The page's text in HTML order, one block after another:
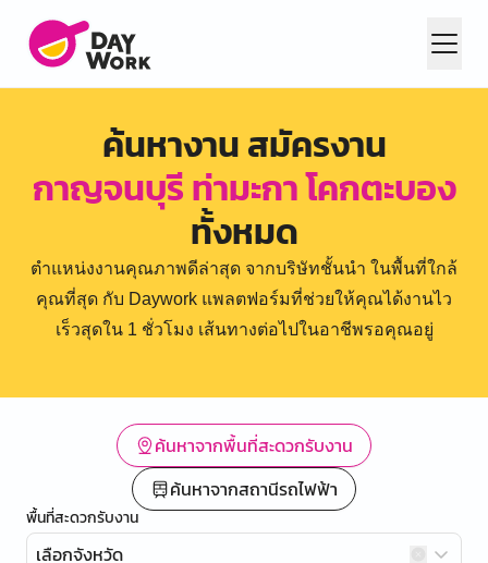
ค้นหางาน สมัครงาน
กาญจนบุรี ท่ามะกา โคกตะบอง
ทั้งหมด
ตำแหน่งงานคุณภาพดีล่าสุด จากบริษัทชั้นนำ ในพื้นที่ใกล้
คุณที่สุด กับ Daywork แพลตฟอร์มที่ช่วยให้คุณได้งานไว
เร็วสุดใน 1 ชั่วโมง เส้นทางต่อไปในอาชีพรอคุณอยู่
ค้นหาจากพื้นที่สะดวกรับงาน
ค้นหาจากสถานีรถไฟฟ้า
พื้นที่สะดวกรับงาน
เลือกจังหวัด